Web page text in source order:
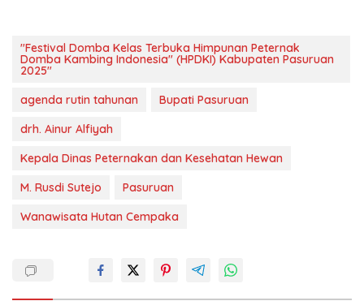
"Festival Domba Kelas Terbuka Himpunan Peternak
Domba Kambing Indonesia" (HPDKI) Kabupaten Pasuruan
2025"
agenda rutin tahunan
Bupati Pasuruan
drh. Ainur Alfiyah
Kepala Dinas Peternakan dan Kesehatan Hewan
M. Rusdi Sutejo
Pasuruan
Wanawisata Hutan Cempaka